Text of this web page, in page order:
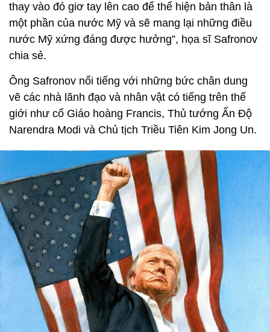
thay vào đó giơ tay lên cao để thể hiện bản thân là
một phần của nước Mỹ và sẽ mang lại những điều
nước Mỹ xứng đáng được hưởng”, họa sĩ Safronov
chia sẻ.
Ông Safronov nổi tiếng với những bức chân dung
vẽ các nhà lãnh đạo và nhân vật có tiếng trên thế
giới như cố Giáo hoàng Francis, Thủ tướng Ấn Độ
Narendra Modi và Chủ tịch Triều Tiên Kim Jong Un.